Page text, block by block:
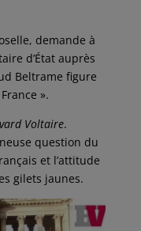
demande à
d’État auprès
Beltrame figure
».
Voltaire.
question du
et l’attitude
gilets jaunes.